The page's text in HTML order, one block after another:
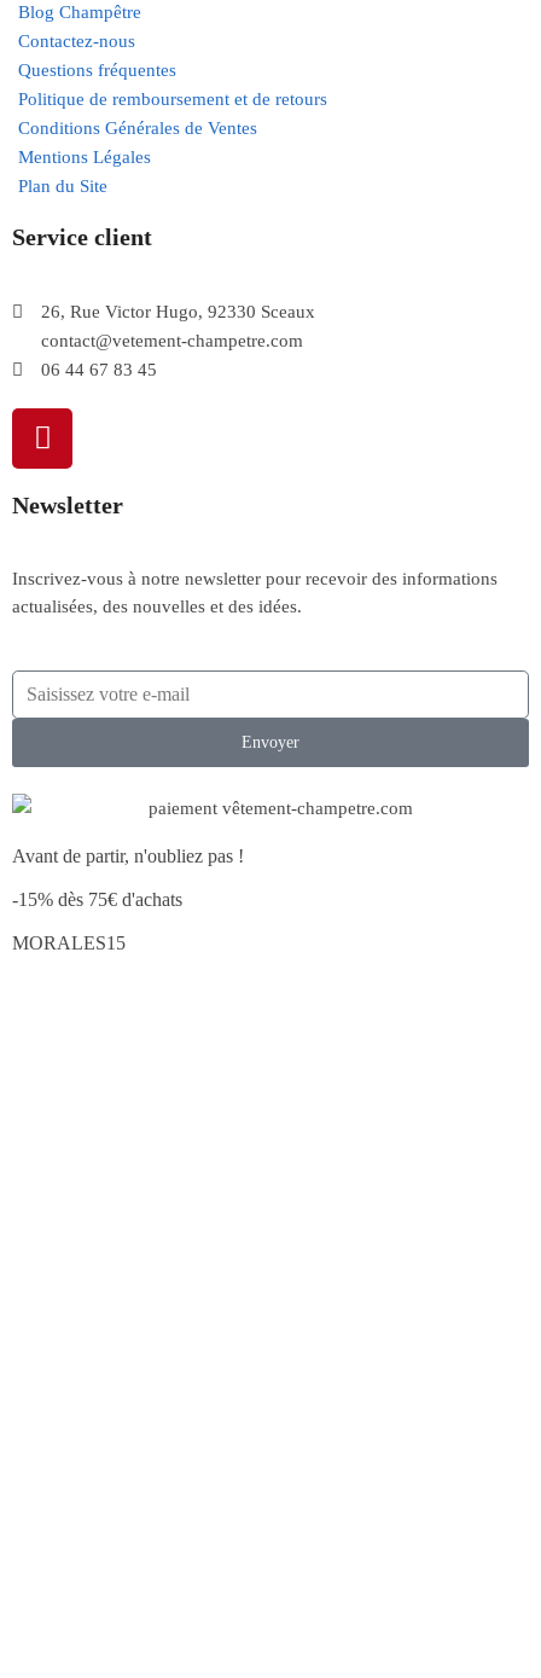
Blog Champêtre
Contactez-nous
Questions fréquentes
Politique de remboursement et de retours
Conditions Générales de Ventes
Mentions Légales
Plan du Site
Service client
26, Rue Victor Hugo, 92330 Sceaux
contact@vetement-champetre.com
06 44 67 83 45
Newsletter
Inscrivez-vous à notre newsletter pour recevoir des informations
actualisées, des nouvelles et des idées.
Envoyer
Avant de partir, n'oubliez pas !
-15% dès 75€ d'achats
MORALES15